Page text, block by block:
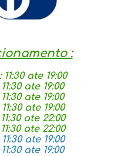
:
ate 19:00
ate 19:00
ate 19:00
ate 19:00
ate 22:00
ate 22:00
ate 19:00
ate 19:00